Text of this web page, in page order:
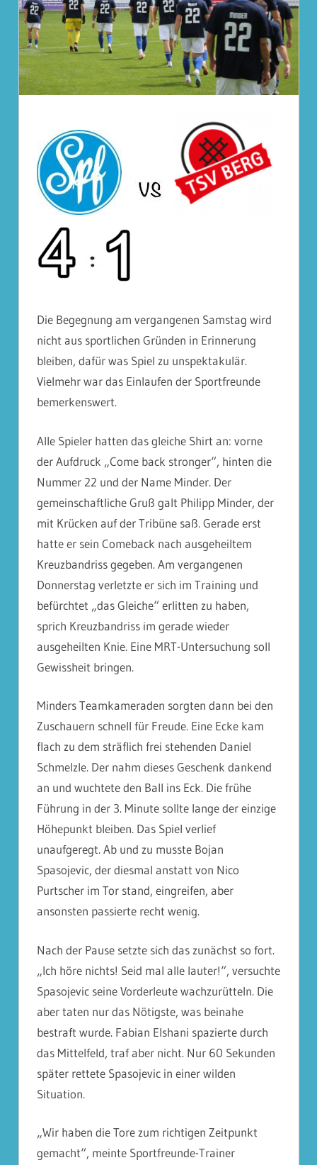
Die Begegnung am vergangenen Samstag wird
nicht aus sportlichen Gründen in Erinnerung
bleiben, dafür was Spiel zu unspektakulär.
Vielmehr war das Einlaufen der Sportfreunde
bemerkenswert.
Alle Spieler hatten das gleiche Shirt an: vorne
der Aufdruck „Come back stronger“, hinten die
Nummer 22 und der Name Minder. Der
gemeinschaftliche Gruß galt Philipp Minder, der
mit Krücken auf der Tribüne saß. Gerade erst
hatte er sein Comeback nach ausgeheiltem
Kreuzbandriss gegeben. Am vergangenen
Donnerstag verletzte er sich im Training und
befürchtet „das Gleiche“ erlitten zu haben,
sprich Kreuzbandriss im gerade wieder
ausgeheilten Knie. Eine MRT-Untersuchung soll
Gewissheit bringen.
Minders Teamkameraden sorgten dann bei den
Zuschauern schnell für Freude. Eine Ecke kam
flach zu dem sträflich frei stehenden Daniel
Schmelzle. Der nahm dieses Geschenk dankend
an und wuchtete den Ball ins Eck. Die frühe
Führung in der 3. Minute sollte lange der einzige
Höhepunkt bleiben. Das Spiel verlief
unaufgeregt. Ab und zu musste Bojan
Spasojevic, der diesmal anstatt von Nico
Purtscher im Tor stand, eingreifen, aber
ansonsten passierte recht wenig.
Nach der Pause setzte sich das zunächst so fort.
„Ich höre nichts! Seid mal alle lauter!“, versuchte
Spasojevic seine Vorderleute wachzurütteln. Die
aber taten nur das Nötigste, was beinahe
bestraft wurde. Fabian Elshani spazierte durch
das Mittelfeld, traf aber nicht. Nur 60 Sekunden
später rettete Spasojevic in einer wilden
Situation.
„Wir haben die Tore zum richtigen Zeitpunkt
gemacht“, meinte Sportfreunde-Trainer